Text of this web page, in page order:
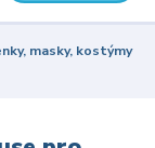
masky, kostýmy